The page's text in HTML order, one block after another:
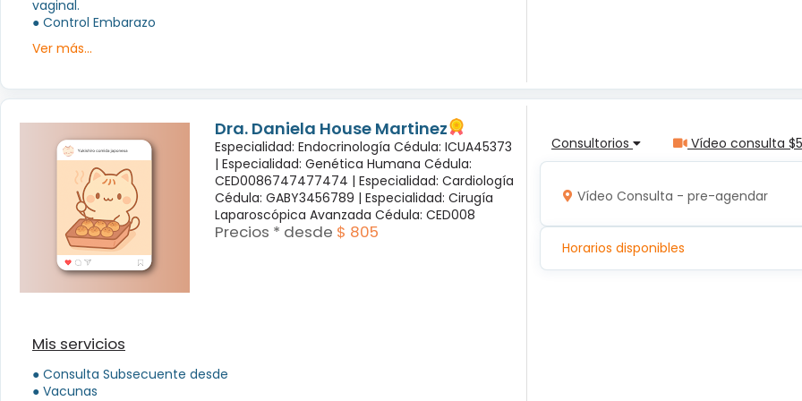
vaginal.
● Control Embarazo
Ver más...
Dra. Daniela House Martinez
Especialidad: Endocrinología Cédula: ICUA45373
| Especialidad: Genética Humana Cédula:
CED0086747477474 | Especialidad: Cardiología
Cédula: GABY3456789 | Especialidad: Cirugía
Laparoscópica Avanzada Cédula: CED008
Precios * desde $ 805
Mis servicios
● Consulta Subsecuente desde
● Vacunas
Consultorios Vídeo consulta
Vídeo Consulta - pre-agendar
Horarios disponibles